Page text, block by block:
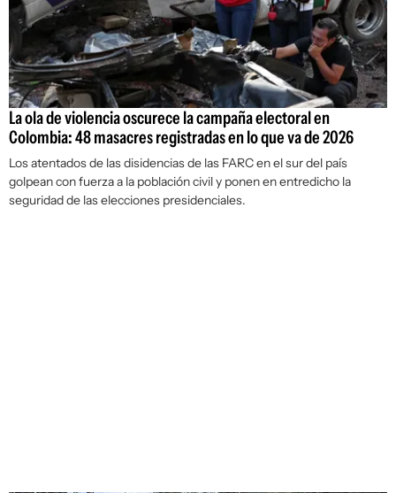
La ola de violencia oscurece la campaña electoral en
Colombia: 48 masacres registradas en lo que va de 2026
Los atentados de las disidencias de las FARC en el sur del país
golpean con fuerza a la población civil y ponen en entredicho la
seguridad de las elecciones presidenciales.